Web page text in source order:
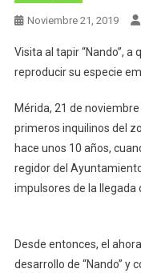
Noviembre 21, 2019
Visita al tapir “Nando”,
reproducir su especie
Mérida, 21 de noviembre
primeros inquilinos del
hace unos 10 años,
regidor del
impulsores de la llegada
Desde entonces, el
desarrollo de “Nando” y